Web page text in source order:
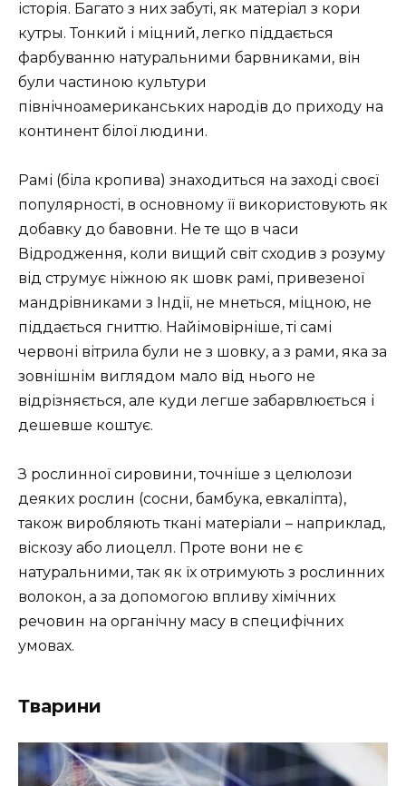
історія. Багато з них забуті, як матеріал з кори
кутры. Тонкий і міцний, легко піддається
фарбуванню натуральними барвниками, він
були частиною культури
північноамериканських народів до приходу на
континент білої людини.
Рамі (біла кропива) знаходиться на заході своєї
популярності, в основному її використовують як
добавку до бавовни. Не те що в часи
Відродження, коли вищий світ сходив з розуму
від струмує ніжною як шовк рамі, привезеної
мандрівниками з Індії, не мнеться, міцною, не
піддається гниттю. Найімовірніше, ті самі
червоні вітрила були не з шовку, а з рами, яка за
зовнішнім виглядом мало від нього не
відрізняється, але куди легше забарвлюється і
дешевше коштує.
З рослинної сировини, точніше з целюлози
деяких рослин (сосни, бамбука, евкаліпта),
також виробляють ткані матеріали – наприклад,
віскозу або лиоцелл. Проте вони не є
натуральними, так як їх отримують з рослинних
волокон, а за допомогою впливу хімічних
речовин на органічну масу в специфічних
умовах.
Тварини